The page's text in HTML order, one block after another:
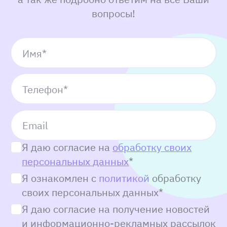
Программа ЭКО с донорскими
свежими ооцитами
1 этап.
Обследование и стимуляция донора
Транспортные расходы
Анализы донора перед пункцией
Стоимость манипуляции – 320 000 р.
2 этап. Пункция и забор ооцитов
Стоимость манипуляции – 26 950 р.
вопросы!
Имя*
Телефон*
Email
Я даю согласие на обработку своих
персональных данных*
Я ознакомлен с политикой обработку
своих персональных данных*
Я даю согласие на получение новостей
и информационно-рекламных рассылок